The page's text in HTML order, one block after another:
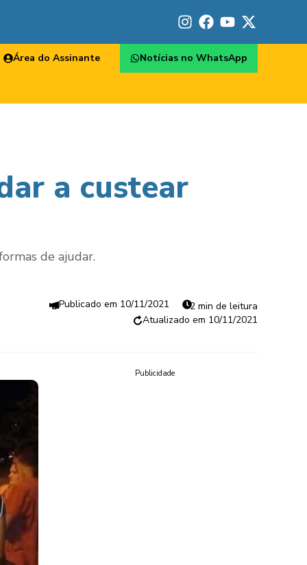
Área do Assinante Notícias no WhatsApp
a custear
de ajudar.
10/11/2021
2 min de leitura
10/11/2021
Publicidade